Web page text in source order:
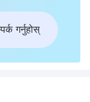
गर्नुहोस्